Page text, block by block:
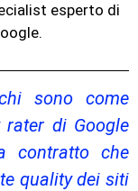
esperto di
sono come
di Google
contratto che
quality dei siti